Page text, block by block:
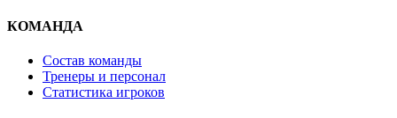
КОМАНДА
Состав команды
Тренеры и персонал
Статистика игроков